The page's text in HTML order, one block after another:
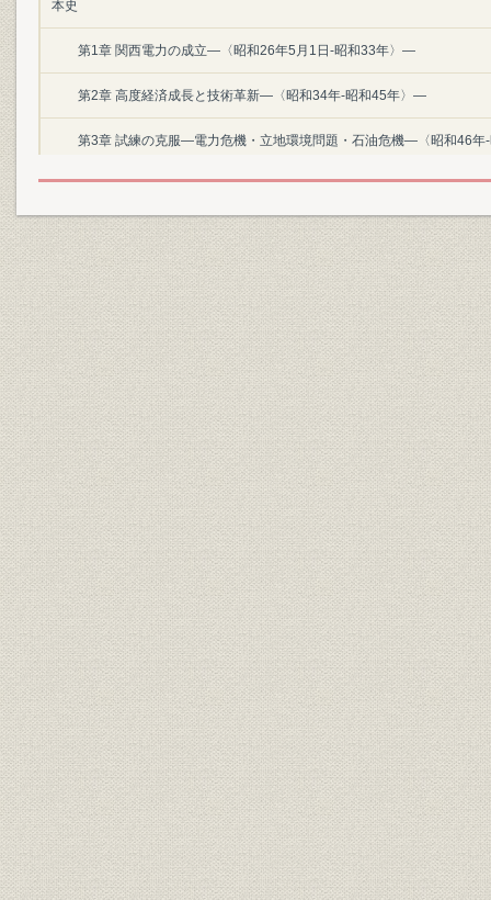
本史
第1章 関西電力の成立―〈昭和26年5月1日‐昭和33年〉―
第2章 高度経済成長と技術革新―〈昭和34年‐昭和45年〉―
第3章 試練の克服―電力危機・立地環境問題・石油危機―〈昭和46年
第4章 高品質経営の追求―〈昭和55年‐平成2年〉―
第5章 電力改革と新たな競争―〈平成3年‐平成13年〉―
第6章 21世紀の関西電力
後口絵
資料
会社の概要
関西電力株式会社定款
役員の変遷
経営方針の変遷
資本金・発行済株式数の推移
大株主所有株式数(上位10名)
資産の推移
負債・資本の推移
収益・費用の推移
契約種別別契約口数の推移
契約kW数(電力)の推移